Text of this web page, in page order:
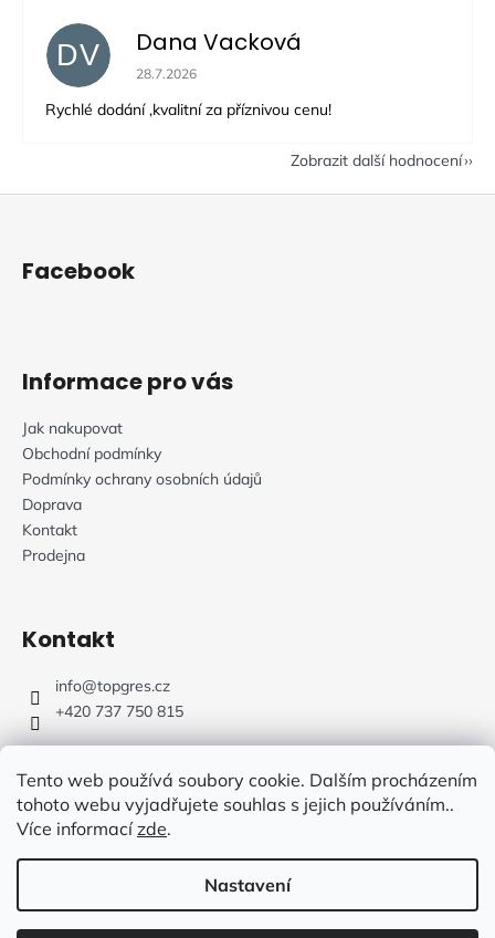
Tento web používá soubory cookie. Dalším procházením
tohoto webu vyjadřujete souhlas s jejich používáním..
Více informacízde.
Nastavení
DV Dana Vacková
Hodnocení obchodu je 5 z 5 hvězdiček.
28.7.2026
Rychlé dodání ,kvalitní za příznivou cenu!
Zobrazit další hodnocení
Z
Facebook
Informace pro vás
Jak nakupovat
Obchodní podmínky
Podmínky ochrany osobních údajů
Doprava
Kontakt
Prodejna
Kontakt
info@topgres.cz
+420 737 750 815